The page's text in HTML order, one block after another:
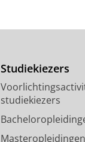
Studiekiezers
studiekiezers
Masteropleidingen